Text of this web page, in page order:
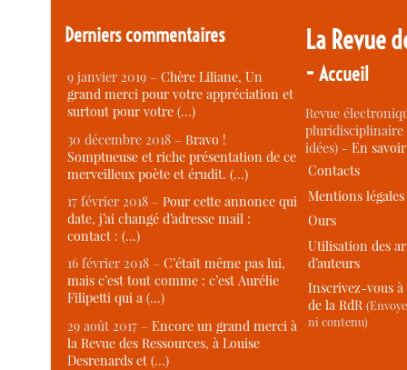
Derniers commentaires
9 janvier 2019 –Chère Liliane, Un
grand merci pour votre appréciation et
surtout pour votre (…)
30 décembre 2018 –Bravo !
Somptueuse et riche présentation de ce
merveilleux poète et érudit. (…)
17 février 2018 –Pour cette annonce qui
date, j’ai changé d’adresse mail :
contact : (…)
16 février 2018 –C’était même pas lui,
mais c’est tout comme : c’est Aurélie
Filipetti qui a (…)
29 août 2017 –Encore un grand merci à
la Revue des Ressources, à Louise
Desrenards et (…)
La Revue
-Accueil
Revue
idées) -En
Contacts
Mentions légales
Ours
Utilisation des
d’auteurs
Inscrivez-vous
de la RdR
ni contenu)